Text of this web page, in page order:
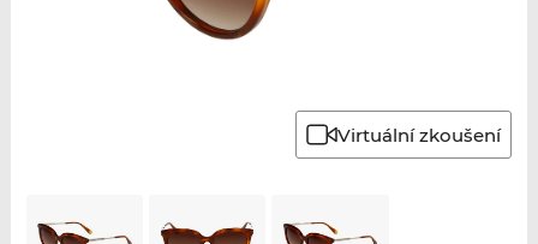
Virtuální zkoušení